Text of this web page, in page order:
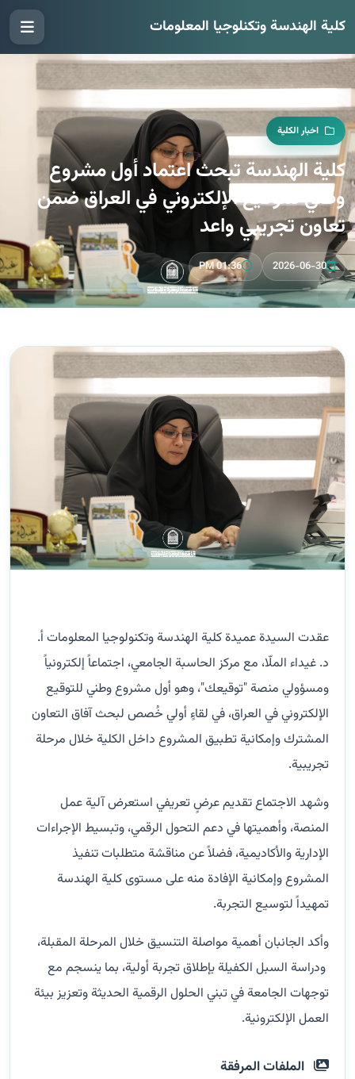
كلية الهندسة وتكنلوجيا المعلومات
اخبار الكلية
كلية الهندسة تبحث اعتماد أول مشروع
وطني للتوقيع الإلكتروني في العراق ضمن
تعاون تجريبي واعد
2026-06-30
01:36 PM
عقدت السيدة عميدة كلية الهندسة وتكنولوجيا المعلومات أ.
د. غيداء الملّا، مع مركز الحاسبة الجامعي، اجتماعاً إلكترونياً
ومسؤولي منصة "توقيعك"، وهو أول مشروع وطني للتوقيع
الإلكتروني في العراق، في لقاءٍ أولي خُصص لبحث آفاق التعاون
المشترك وإمكانية تطبيق المشروع داخل الكلية خلال مرحلة
تجريبية.
وشهد الاجتماع تقديم عرضٍ تعريفي استعرض آلية عمل
المنصة، وأهميتها في دعم التحول الرقمي، وتبسيط الإجراءات
الإدارية والأكاديمية، فضلاً عن مناقشة متطلبات تنفيذ
المشروع وإمكانية الإفادة منه على مستوى كلية الهندسة
تمهيداً لتوسيع التجربة.
وأكد الجانبان أهمية مواصلة التنسيق خلال المرحلة المقبلة،
ودراسة السبل الكفيلة بإطلاق تجربة أولية، بما ينسجم مع
توجهات الجامعة في تبني الحلول الرقمية الحديثة وتعزيز بيئة
العمل الإلكترونية.
الملفات المرفقة